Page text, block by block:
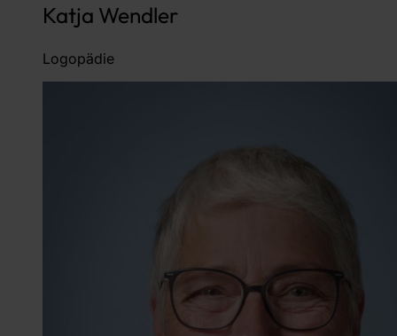
Katja Wendler
Logopädie